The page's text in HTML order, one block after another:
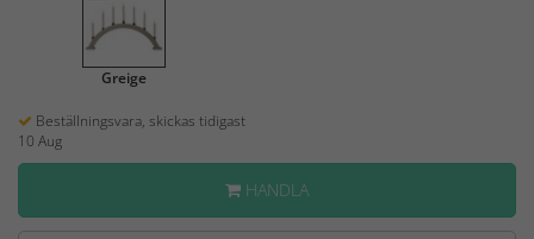
Greige
Beställningsvara, skickas tidigast
10 Aug
HANDLA